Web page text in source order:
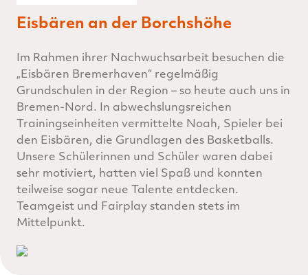
Eisbären an der Borchshöhe
Im Rahmen ihrer Nachwuchsarbeit besuchen die
„Eisbären Bremerhaven“ regelmäßig
Grundschulen in der Region – so heute auch uns in
Bremen-Nord. In abwechslungsreichen
Trainingseinheiten vermittelte Noah, Spieler bei
den Eisbären, die Grundlagen des Basketballs.
Unsere Schülerinnen und Schüler waren dabei
sehr motiviert, hatten viel Spaß und konnten
teilweise sogar neue Talente entdecken.
Teamgeist und Fairplay standen stets im
Mittelpunkt.